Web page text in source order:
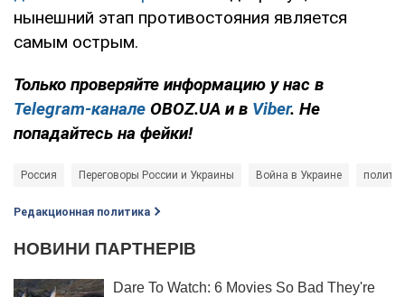
нынешний этап противостояния является
самым острым.
Только проверяйте информацию у нас в
Telegram-канале OBOZ.UA и в Viber. Не
попадайтесь на фейки!
Россия Переговоры России и Украины Война в Украине
Редакционная политика